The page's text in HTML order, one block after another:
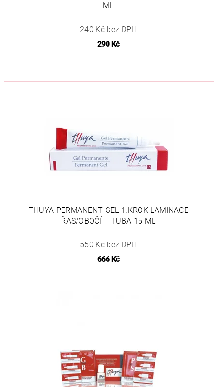
ML
240 Kč bez DPH
290 Kč
THUYA PERMANENT GEL 1.KROK LAMINACE
ŘAS/OBOČÍ – TUBA 15 ML
550 Kč bez DPH
666 Kč